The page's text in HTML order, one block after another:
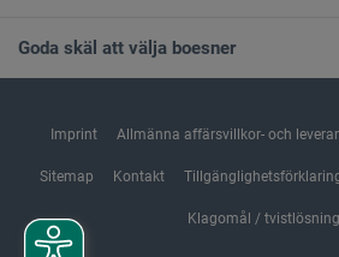
Goda skäl att välja boesner
Imprint Allmänna affärsvillkor- och
Sitemap Kontakt
Klagomål / tvistlösning